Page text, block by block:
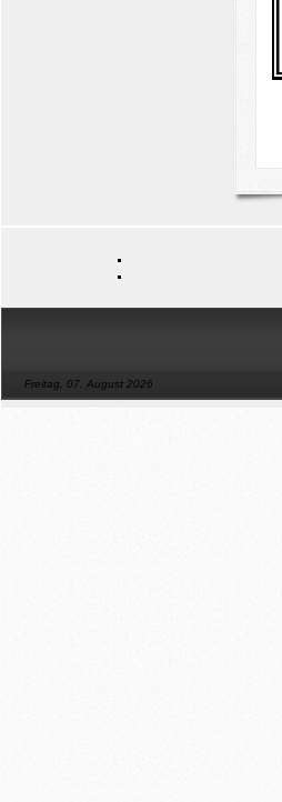
Freitag, 07. August 2026